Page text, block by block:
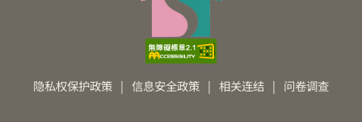
隐私权保护政策 | 信息安全政策 | 相关连结 | 问卷调查